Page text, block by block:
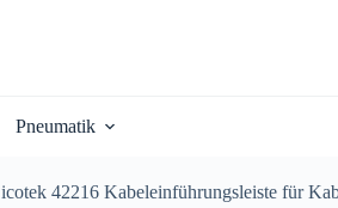
Pneumatik
icotek 42216 Kabeleinführungsleiste für